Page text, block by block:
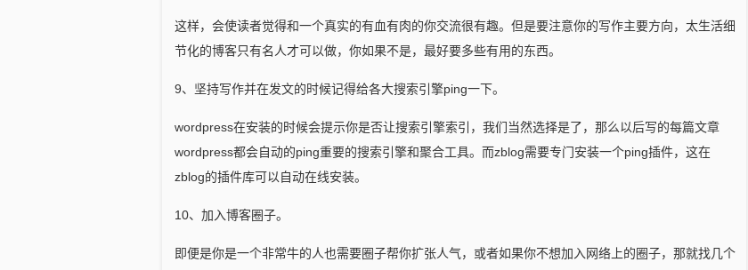
这样，会使读者觉得和一个真实的有血有肉的你交流很有趣。但是要注意你的写作主要方向，太生活细
节化的博客只有名人才可以做，你如果不是，最好要多些有用的东西。
9、坚持写作并在发文的时候记得给各大搜索引擎ping一下。
wordpress在安装的时候会提示你是否让搜索引擎索引，我们当然选择是了，那么以后写的每篇文章
wordpress都会自动的ping重要的搜索引擎和聚合工具。而zblog需要专门安装一个ping插件，这在
zblog的插件库可以自动在线安装。
10、加入博客圈子。
即便是你是一个非常牛的人也需要圈子帮你扩张人气，或者如果你不想加入网络上的圈子，那就找几个